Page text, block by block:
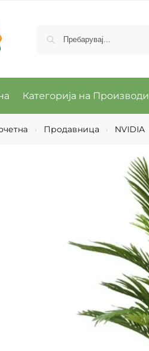
Категорија на Производи
› Продавница › NVIDIA